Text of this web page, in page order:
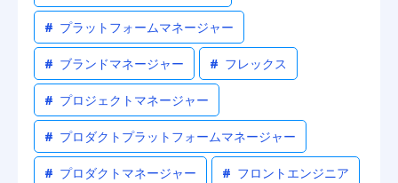
# プラットフォームマネージャー
# ブランドマネージャー # フレックス
# プロジェクトマネージャー
# プロダクトプラットフォームマネージャー
# プロダクトマネージャー # フロントエンジニア